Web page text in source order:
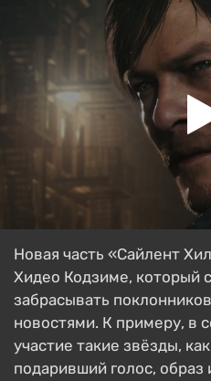
Новая часть «Сайлент
Хидео Кодзиме, который
забрасывать
новостями. К примеру, в
участие такие звёзды,
подаривший голос, образ